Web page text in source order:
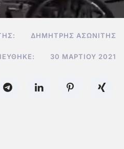
ΔΗΜΉΤΡΗΣ ΑΣΩΝΊΤΗΣ
30 ΜΑΡΤΊΟΥ 2021